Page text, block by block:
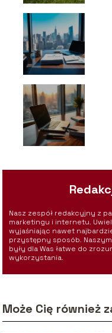
Nasz zespół redakcyjny z
marketingu i internetu.
wyjaśniając nawet
przystępny sposób.
były dla Was łatwe do
wykorzystania.
Może Cię również